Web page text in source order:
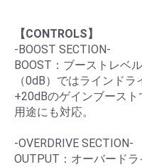
【CONTROLS】
-BOOST SECTION-
BOOST：ブーストレベ
（0dB）ではラインド
+20dBのゲインブース
用途にも対応。
-OVERDRIVE SECTION-
OUTPUT：オーバード